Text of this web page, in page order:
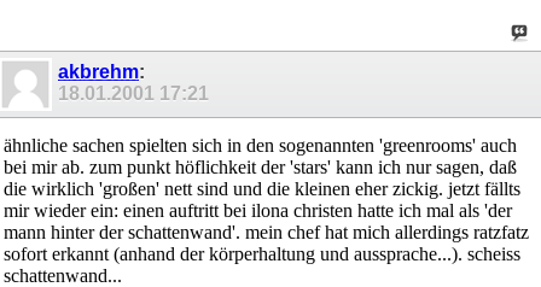
akbrehm:
18.01.2001 17:21
ähnliche sachen spielten sich in den sogenannten 'greenrooms' auch
bei mir ab. zum punkt höflichkeit der 'stars' kann ich nur sagen, daß
die wirklich 'großen' nett sind und die kleinen eher zickig. jetzt fällts
mir wieder ein: einen auftritt bei ilona christen hatte ich mal als 'der
mann hinter der schattenwand'. mein chef hat mich allerdings ratzfatz
sofort erkannt (anhand der körperhaltung und aussprache...). scheiss
schattenwand...